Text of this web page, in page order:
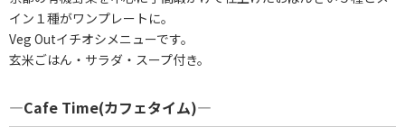
イン１種がワンプレートに。
Veg Outイチオシメニューです。
玄米ごはん・サラダ・スープ付き。
―Cafe Time(カフェタイム)―